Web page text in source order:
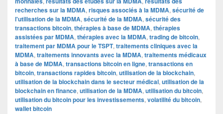
recherches sur la MDMA, risques associés à la MDMA, sécurité de
l'utilisation de la MDMA, sécurité de la MDMA, sécurité des
transactions bitcoin, thérapies à base de MDMA, thérapies
assistées par MDMA, thérapies avec la MDMA, trading de bitcoin,
traitement par MDMA pour le TSPT, traitements cliniques avec la
MDMA, traitements innovants avec la MDMA, traitements médicaux
à base de MDMA, transactions bitcoin en ligne, transactions en
bitcoin, transactions rapides bitcoin, utilisation de la blockchain,
utilisation de la blockchain dans le secteur médical, utilisation de la
blockchain en finance, utilisation de la MDMA, utilisation du bitcoin,
utilisation du bitcoin pour les investissements, volatilité du bitcoin,
wallet bitcoin